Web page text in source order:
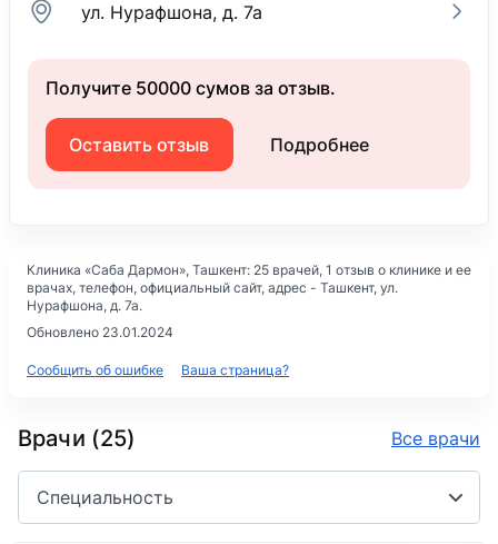
ул. Нурафшона, д. 7а
Получите 50000 сумов за отзыв.
Оставить отзыв Подробнее
Клиника «Саба Дармон», Ташкент: 25 врачей, 1 отзыв о клинике и ее
врачах, телефон, официальный сайт, адрес - Ташкент, ул.
Нурафшона, д. 7а.
Обновлено 23.01.2024
Сообщить об ошибке Ваша страница?
Врачи (25) Все врачи
Специальность